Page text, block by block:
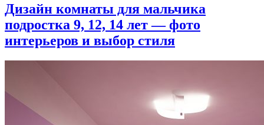
Дизайн комнаты для мальчика
подростка 9, 12, 14 лет — фото
интерьеров и выбор стиля